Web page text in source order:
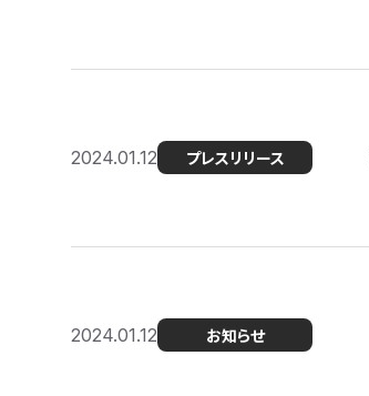
2024.01.12 プレスリリース
2024.01.12 お知らせ